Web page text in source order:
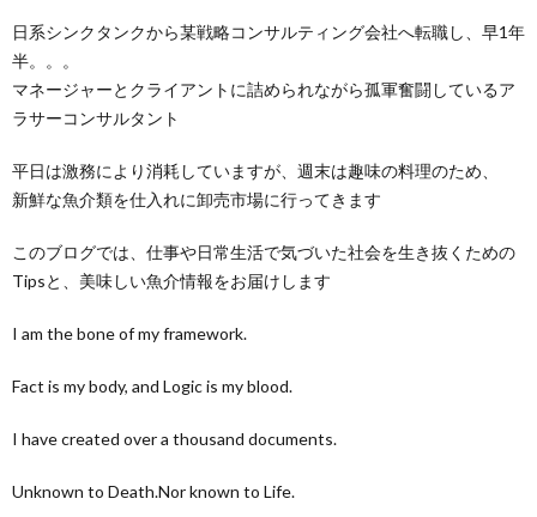
日系シンクタンクから某戦略コンサルティング会社へ転職し、早1年
半。。。
マネージャーとクライアントに詰められながら孤軍奮闘しているア
ラサーコンサルタント
平日は激務により消耗していますが、週末は趣味の料理のため、
新鮮な魚介類を仕入れに卸売市場に行ってきます
このブログでは、仕事や日常生活で気づいた社会を生き抜くための
Tipsと、美味しい魚介情報をお届けします
I am the bone of my framework.
Fact is my body, and Logic is my blood.
I have created over a thousand documents.
Unknown to Death.Nor known to Life.